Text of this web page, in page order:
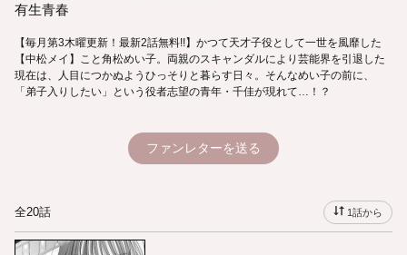
有生青春
【毎月第3木曜更新！最新2話無料!!】かつて天才子役として一世を風靡した
【中松メイ】こと角松めい子。両親のスキャンダルにより芸能界を引退した
現在は、人目につかぬようひっそりと暮らす日々。そんなめい子の前に、
「弟子入りしたい」という役者志望の青年・千佳が現れて…！？
ファンレターを送る
全20話 1話から